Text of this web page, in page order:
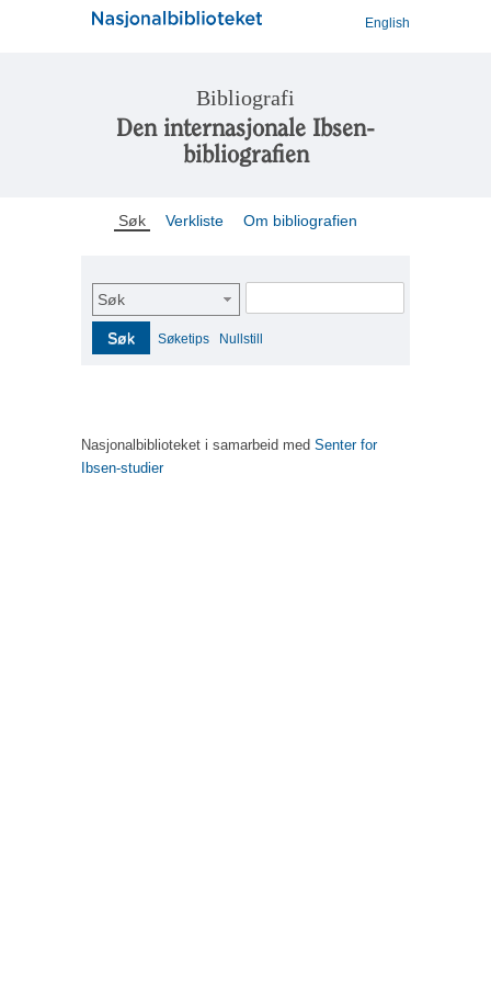
English
Bibliografi
Den internasjonale Ibsen-
bibliografien
Søk Verkliste Om bibliografien
Søk
Søk Søketips Nullstill
Nasjonalbiblioteket i samarbeid med Senter for
Ibsen-studier